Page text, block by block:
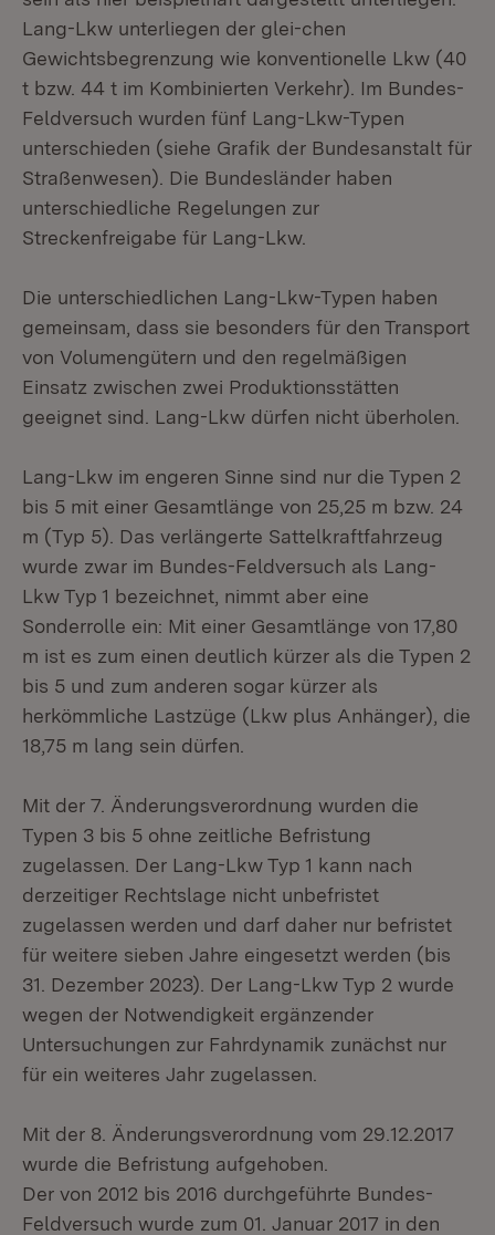
Lang-Lkw unterliegen der glei-chen
Gewichtsbegrenzung wie konventionelle Lkw (40
t bzw. 44 t im Kombinierten Verkehr). Im Bundes-
Feldversuch wurden fünf Lang-Lkw-Typen
unterschieden (siehe Grafik der Bundesanstalt für
Straßenwesen). Die Bundesländer haben
unterschiedliche Regelungen zur
Streckenfreigabe für Lang-Lkw.
Die unterschiedlichen Lang-Lkw-Typen haben
gemeinsam, dass sie besonders für den Transport
von Volumengütern und den regelmäßigen
Einsatz zwischen zwei Produktionsstätten
geeignet sind. Lang-Lkw dürfen nicht überholen.
Lang-Lkw im engeren Sinne sind nur die Typen 2
bis 5 mit einer Gesamtlänge von 25,25 m bzw. 24
m (Typ 5). Das verlängerte Sattelkraftfahrzeug
wurde zwar im Bundes-Feldversuch als Lang-
Lkw Typ 1 bezeichnet, nimmt aber eine
Sonderrolle ein: Mit einer Gesamtlänge von 17,80
m ist es zum einen deutlich kürzer als die Typen 2
bis 5 und zum anderen sogar kürzer als
herkömmliche Lastzüge (Lkw plus Anhänger), die
18,75 m lang sein dürfen.
Mit der 7. Änderungsverordnung wurden die
Typen 3 bis 5 ohne zeitliche Befristung
zugelassen. Der Lang-Lkw Typ 1 kann nach
derzeitiger Rechtslage nicht unbefristet
zugelassen werden und darf daher nur befristet
für weitere sieben Jahre eingesetzt werden (bis
31. Dezember 2023). Der Lang-Lkw Typ 2 wurde
wegen der Notwendigkeit ergänzender
Untersuchungen zur Fahrdynamik zunächst nur
für ein weiteres Jahr zugelassen.
Mit der 8. Änderungsverordnung vom 29.12.2017
wurde die Befristung aufgehoben.
Der von 2012 bis 2016 durchgeführte Bundes-
Feldversuch wurde zum 01. Januar 2017 in den